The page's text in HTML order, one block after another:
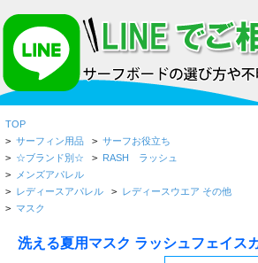
TOP
> サーフィン用品 > サーフお役立ち
> ☆ブランド別☆ > RASH ラッシュ
> メンズアパレル
> レディースアパレル > レディースウエア その他
> マスク
洗える夏用マスク ラッシュフェイス